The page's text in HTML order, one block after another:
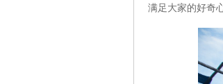
满足大家的好奇心